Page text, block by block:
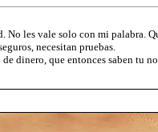
les vale solo con mi palabra.
necesitan pruebas.
dinero, que entonces saben tu